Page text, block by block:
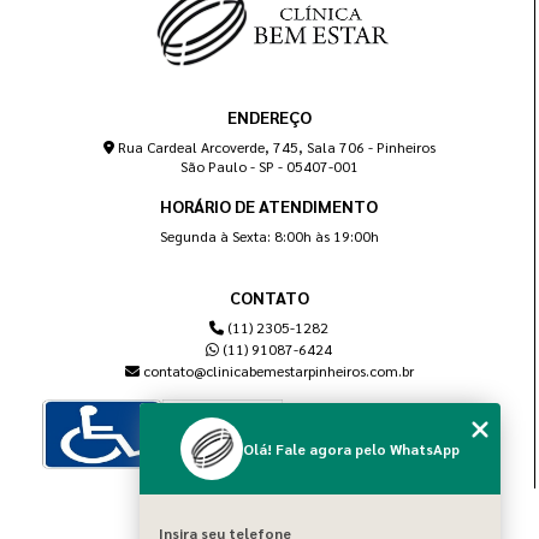
ENDEREÇO
Rua Cardeal Arcoverde, 745, Sala 706 - Pinheiros
São Paulo - SP - 05407-001
HORÁRIO DE ATENDIMENTO
Segunda à Sexta: 8:00h às 19:00h
CONTATO
(11) 2305-1282
(11) 91087-6424
contato@clinicabemestarpinheiros.com.br
Olá! Fale agora pelo WhatsApp
Insira seu telefone